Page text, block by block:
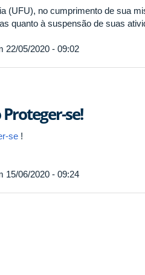
(UFU), no cumprimento de sua
quanto à suspensão de suas
22/05/2020 - 09:02
se!
se !
15/06/2020 - 09:24